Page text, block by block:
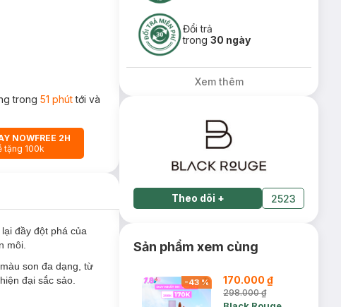
trong 51 phúttới và
NOWFREE 2H
tặng 100k
đầy đột phá của
môi.
son đa dạng, từ
đại sắc sảo.
Đổi trả
trong30 ngày
Xem thêm
Theo dõi + 2523
Sản phẩm xem cùng
-43% 170.000 ₫
298.000 ₫